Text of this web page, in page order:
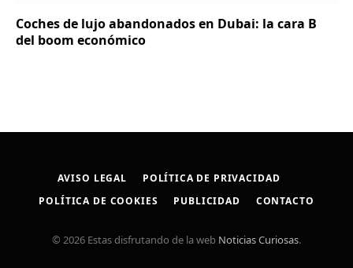
Coches de lujo abandonados en Dubai: la cara B
del boom económico
AVISO LEGAL
POLÍTICA DE PRIVACIDAD
POLÍTICA DE COOKIES
PUBLICIDAD CONTACTO
© 2026 Estas disfrutando de la web Noticias Curiosas.